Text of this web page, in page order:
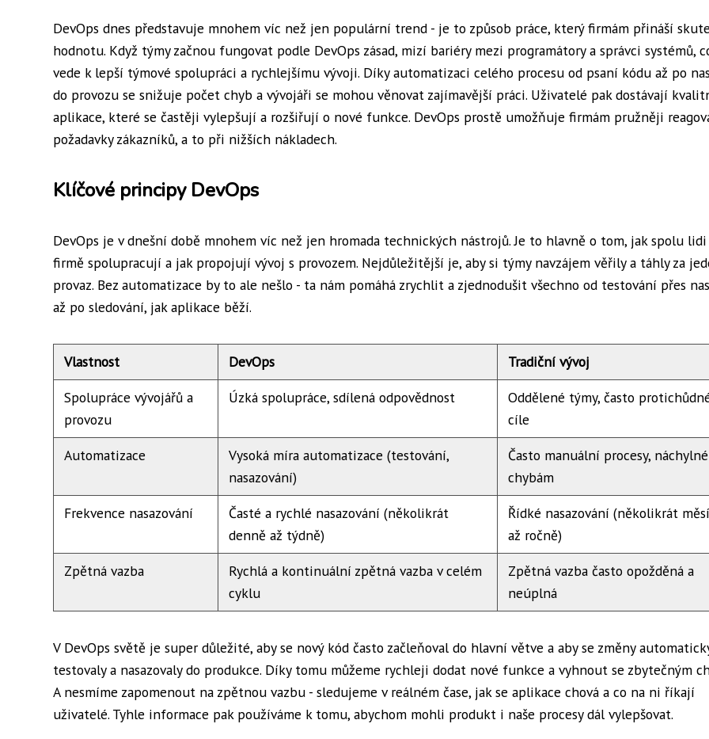
DevOps dnes představuje mnohem víc než jen populární trend - je to způsob práce, který firmám přináší
hodnotu. Když týmy začnou fungovat podle DevOps zásad, mizí bariéry mezi programátory a správci systémů,
vede k lepší týmové spolupráci a rychlejšímu vývoji. Díky automatizaci celého procesu od psaní kódu až po
do provozu se snižuje počet chyb a vývojáři se mohou věnovat zajímavější práci. Uživatelé pak dostávají
aplikace, které se častěji vylepšují a rozšiřují o nové funkce. DevOps prostě umožňuje firmám pružněji
požadavky zákazníků, a to při nižších nákladech.
Klíčové principy DevOps
DevOps je v dnešní době mnohem víc než jen hromada technických nástrojů. Je to hlavně o tom, jak spolu lidi
firmě spolupracují a jak propojují vývoj s provozem. Nejdůležitější je, aby si týmy navzájem věřily a táhly za
provaz. Bez automatizace by to ale nešlo - ta nám pomáhá zrychlit a zjednodušit všechno od testování přes
až po sledování, jak aplikace běží.
Vlastnost DevOps
Tradiční vývoj
Spolupráce vývojářů a
provozu
Úzká spolupráce, sdílená odpovědnost
Oddělené týmy, často
cíle
Automatizace
Vysoká míra automatizace (testování,
nasazování)
Často manuální procesy,
chybám
Frekvence nasazování
Časté a rychlé nasazování (několikrát
denně až týdně)
Řídké nasazování (několikrát
až ročně)
Zpětná vazba
Rychlá a kontinuální zpětná vazba v celém
cyklu
Zpětná vazba často opožděná a
neúplná
V DevOps světě je super důležité, aby se nový kód často začleňoval do hlavní větve a aby se změny
testovaly a nasazovaly do produkce. Díky tomu můžeme rychleji dodat nové funkce a vyhnout se zbytečným
A nesmíme zapomenout na zpětnou vazbu - sledujeme v reálném čase, jak se aplikace chová a co na ni říkají
uživatelé. Tyhle informace pak používáme k tomu, abychom mohli produkt i naše procesy dál vylepšovat.